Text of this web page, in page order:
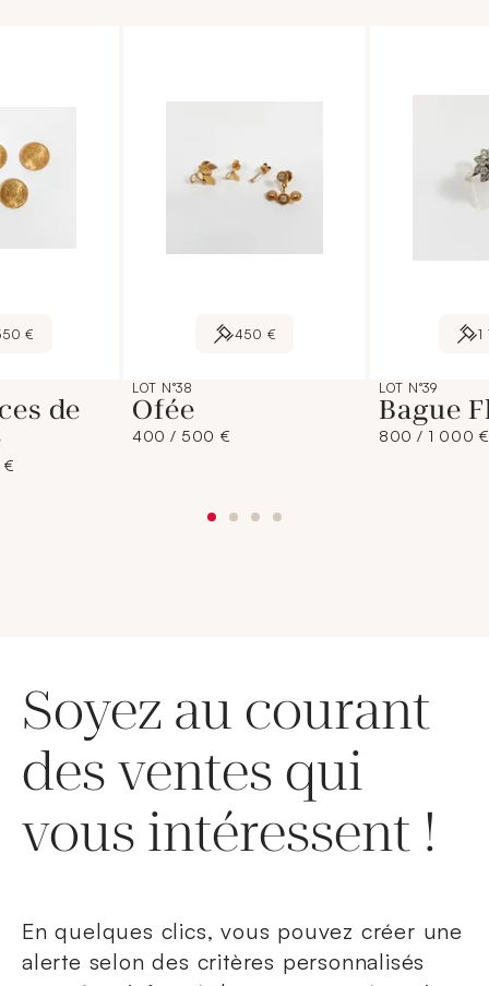
€
de
450 €
LOT N°38
Ofée
400 / 500 €
1
LOT N°39
Bague
800 / 1 000 €
Soyez au courant
des ventes qui
vous intéressent !
En quelques clics, vous pouvez créer une
alerte selon des critères personnalisés